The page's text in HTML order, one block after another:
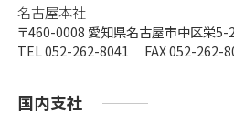
名古屋本社
〒460-0008 愛知県名古屋市中区栄
TEL 052-262-8041 FAX 052-262-
国内支社